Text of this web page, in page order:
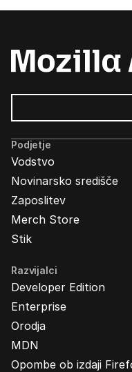
Podjetje
Vodstvo
Novinarsko središče
Zaposlitev
Merch Store
Stik
Razvijalci
Developer Edition
Enterprise
Orodja
MDN
Opombe ob izdaji